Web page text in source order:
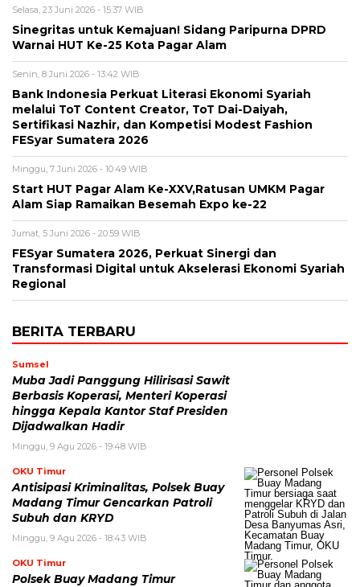
Selasa, 23 Juni 2026 - 15:37 WIB
Sinegritas untuk Kemajuan! Sidang Paripurna DPRD
Warnai HUT Ke-25 Kota Pagar Alam
Senin, 8 Juni 2026 - 13:42 WIB
Bank Indonesia Perkuat Literasi Ekonomi Syariah
melalui ToT Content Creator, ToT Dai-Daiyah,
Sertifikasi Nazhir, dan Kompetisi Modest Fashion
FESyar Sumatera 2026
Minggu, 7 Juni 2026 - 10:49 WIB
Start HUT Pagar Alam Ke-XXV,Ratusan UMKM Pagar
Alam Siap Ramaikan Besemah Expo ke-22
Jumat, 5 Juni 2026 - 20:59 WIB
FESyar Sumatera 2026, Perkuat Sinergi dan
Transformasi Digital untuk Akselerasi Ekonomi Syariah
Regional
BERITA TERBARU
Sumsel
Muba Jadi Panggung Hilirisasi Sawit
Berbasis Koperasi, Menteri Koperasi
hingga Kepala Kantor Staf Presiden
Dijadwalkan Hadir
Minggu, 9 Agu 2026 - 19:48 WIB
OKU Timur
Antisipasi Kriminalitas, Polsek Buay
Madang Timur Gencarkan Patroli
Subuh dan KRYD
Minggu, 9 Agu 2026 - 18:43 WIB
OKU Timur
Polsek Buay Madang Timur